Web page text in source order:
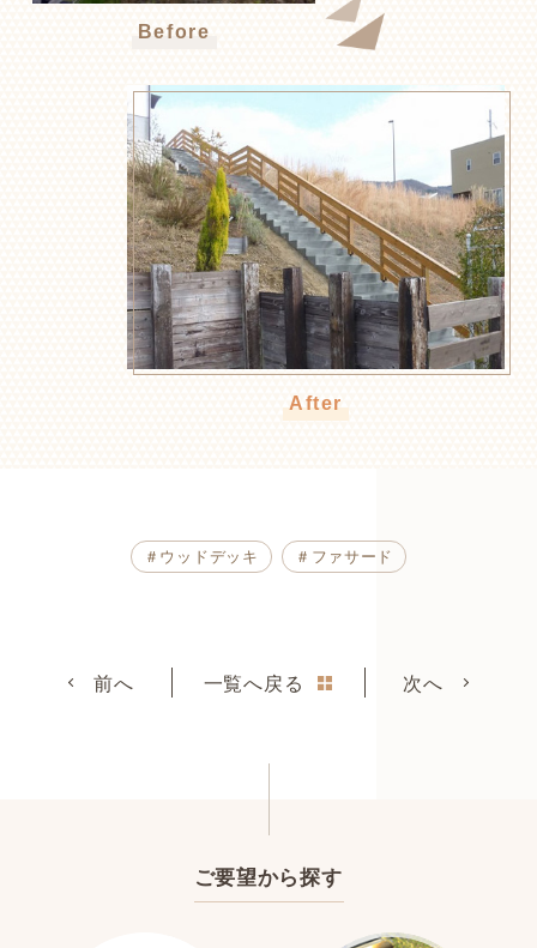
Before
After
＃ウッドデッキ ＃ファサード
前へ 一覧へ戻る 次へ
ご要望から探す